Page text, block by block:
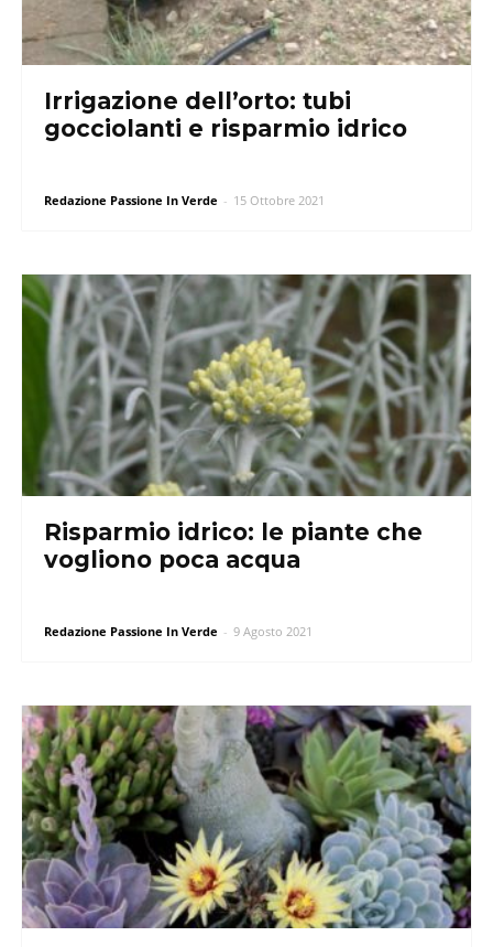
Irrigazione dell’orto: tubi
gocciolanti e risparmio idrico
Redazione Passione In Verde - 15 Ottobre 2021
Risparmio idrico: le piante che
vogliono poca acqua
Redazione Passione In Verde - 9 Agosto 2021